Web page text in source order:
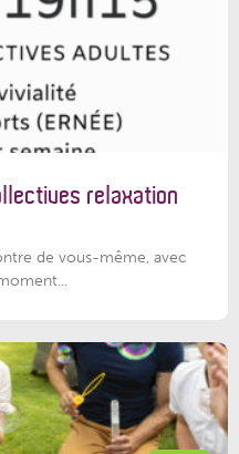
relaxation
de vous-même, avec